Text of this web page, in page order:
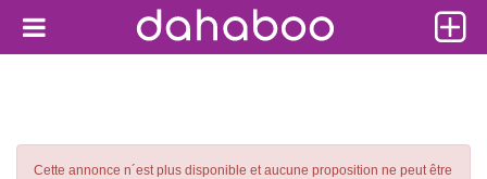
Cette annonce n´est plus disponible et aucune proposition ne peut être